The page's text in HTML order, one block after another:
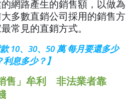
網路產生的銷售額，以做為
多數直銷公司採用的銷售方
常見的直銷方式。
款 10、30、50 萬 每月要還多少
利息多少？】
售」牟利 非法業者靠